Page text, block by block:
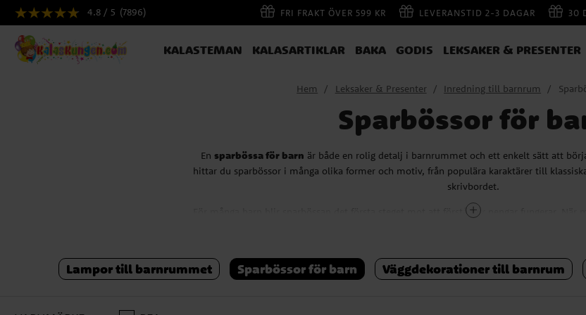
4.8 / 5 (7896) FRI FRAKT ÖVER 599 KR LEVERANSTID 2-3 DAGAR 30
KALASTEMAN KALASARTIKLAR BAKA GODIS LEKSAKER & PRESENTER
Hem Leksaker & Presenter Inredning till barnrum
Sparbössor för
En sparbössa för barn är både en rolig detalj i barnrummet och ett enkelt sätt att
hittar du sparbössor i många olika former och motiv, från populära karaktärer till
skrivbordet.
För många barn blir sparbössan det första steget mot att förstå hur pengar fungerar. När
En rolig väg till att lära
Lampor till barnrummet Sparbössor för barn Väggdekorationer till barnrum